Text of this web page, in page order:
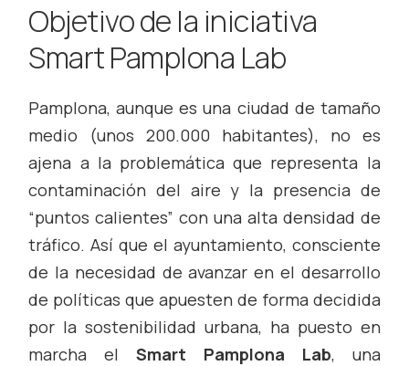
Objetivo de la iniciativa
Smart Pamplona Lab
Pamplona, aunque es una ciudad de tamaño
medio (unos 200.000 habitantes), no es
ajena a la problemática que representa la
contaminación del aire y la presencia de
“puntos calientes” con una alta densidad de
tráfico. Así que el ayuntamiento, consciente
de la necesidad de avanzar en el desarrollo
de políticas que apuesten de forma decidida
por la sostenibilidad urbana, ha puesto en
marcha elSmart Pamplona Lab, una